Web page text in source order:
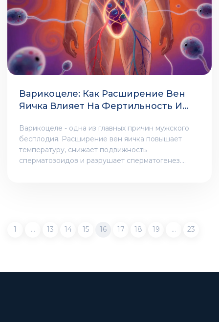
Варикоцеле: Как Расширение Вен
Яичка Влияет На Фертильность И
Варикоцеле - одна из главных причин мужского
бесплодия. Расширение вен яичка повышает
температуру, снижает подвижность
сперматозоидов и разрушает сперматогенез.
1 … 13 14 15 16 17 18 19 … 23